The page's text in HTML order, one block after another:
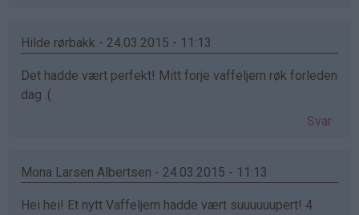
Hilde rørbakk - 24.03.2015 - 11:13
Det hadde vært perfekt! Mitt forje vaffeljern røk forleden
dag :(
Svar
Mona Larsen Albertsen - 24.03.2015 - 11:13
Hei hei! Et nytt Vaffeljern hadde vært suuuuuupert! 4